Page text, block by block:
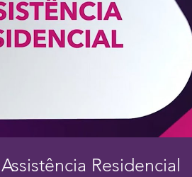
Reproduzir vídeo
Residencial